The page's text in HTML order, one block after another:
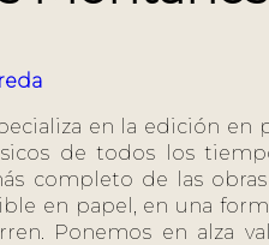
en la edición en
de todos los
completo de las
en papel, en una
Ponemos en alza